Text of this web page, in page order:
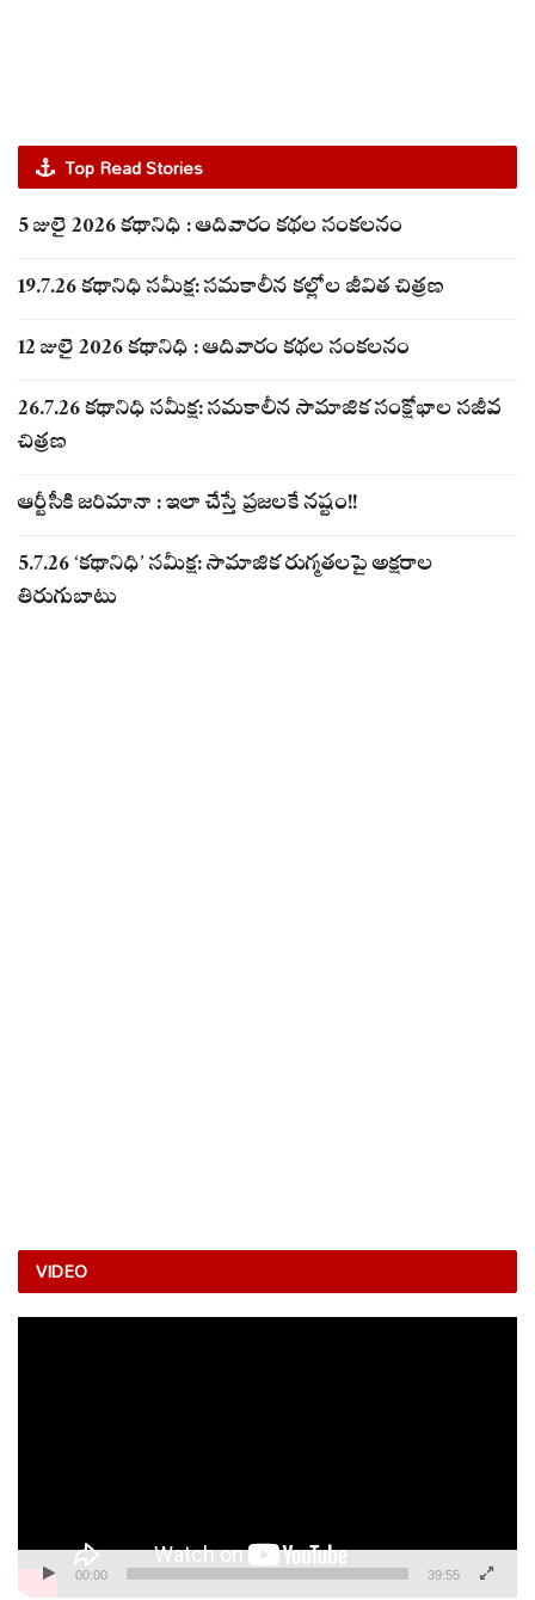
Top Read Stories
5 జులై 2026 కథానిధి : ఆదివారం కథల సంకలనం
19.7.26 కథానిధి సమీక్ష: సమకాలీన కల్లోల జీవిత చిత్రణ
12 జులై 2026 కథానిధి : ఆదివారం కథల సంకలనం
26.7.26 కథానిధి సమీక్ష: సమకాలీన సామాజిక సంక్షోభాల సజీవ
చిత్రణ
ఆర్టీసీకి జరిమానా : ఇలా చేస్తే ప్రజలకే నష్టం!!
5.7.26 ‘కథానిధి’ సమీక్ష: సామాజిక రుగ్మతలపై అక్షరాల
తిరుగుబాటు
VIDEO
00:00 39:55